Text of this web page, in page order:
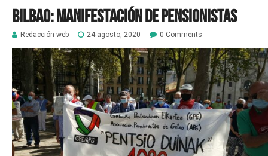
Bilbao: Manifestación de pensionistas
Redacción web 24 agosto, 2020 0 Comments